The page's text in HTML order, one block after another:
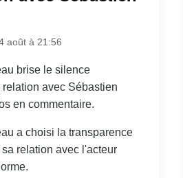
août à 21:56
brise le silence
avec Sébastien
en commentaire.
a choisi la transparence
relation avec l'acteur